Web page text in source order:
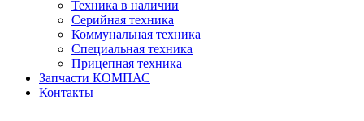
Техника в наличии
Серийная техника
Коммунальная техника
Специальная техника
Прицепная техника
Запчасти КОМПАС
Контакты